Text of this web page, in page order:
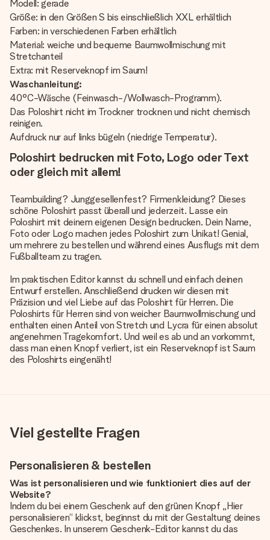
Modell: gerade
Größe: in den Größen S bis einschließlich XXL erhältlich
Farben: in verschiedenen Farben erhältlich
Material: weiche und bequeme Baumwollmischung mit
Stretchanteil
Extra: mit Reserveknopf im Saum!
Waschanleitung:
40°C-Wäsche (Feinwasch-/Wollwasch-Programm).
Das Poloshirt nicht im Trockner trocknen und nicht chemisch
reinigen.
Aufdruck nur auf links bügeln (niedrige Temperatur).
Poloshirt bedrucken mit Foto, Logo oder Text
oder gleich mit allem!
Teambuilding? Junggesellenfest? Firmenkleidung? Dieses
schöne Poloshirt passt überall und jederzeit. Lasse ein
Poloshirt mit deinem eigenen Design bedrucken. Dein Name,
Foto oder Logo machen jedes Poloshirt zum Unikat! Genial,
um mehrere zu bestellen und während eines Ausflugs mit dem
Fußballteam zu tragen.
Im praktischen Editor kannst du schnell und einfach deinen
Entwurf erstellen. Anschließend drucken wir diesen mit
Präzision und viel Liebe auf das Poloshirt für Herren. Die
Poloshirts für Herren sind von weicher Baumwollmischung und
enthalten einen Anteil von Stretch und Lycra für einen absolut
angenehmen Tragekomfort. Und weil es ab und an vorkommt,
dass man einen Knopf verliert, ist ein Reserveknopf ist Saum
des Poloshirts eingenäht!
Viel gestellte Fragen
Personalisieren & bestellen
Was ist personalisieren und wie funktioniert dies auf der
Website?
Indem du bei einem Geschenk auf den grünen Knopf „Hier
personalisieren“ klickst, beginnst du mit der Gestaltung deines
Geschenkes. In unserem Geschenk-Editor kannst du das